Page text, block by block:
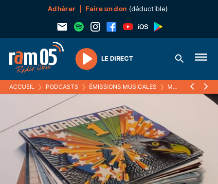
Adhérer Faire un don (déductible)
Play
LE DIRECT
ACCUEIL ❯ PODCASTS ❯ ÉMISSIONS MUSICALES ❯ MELTIN' PAT ❯